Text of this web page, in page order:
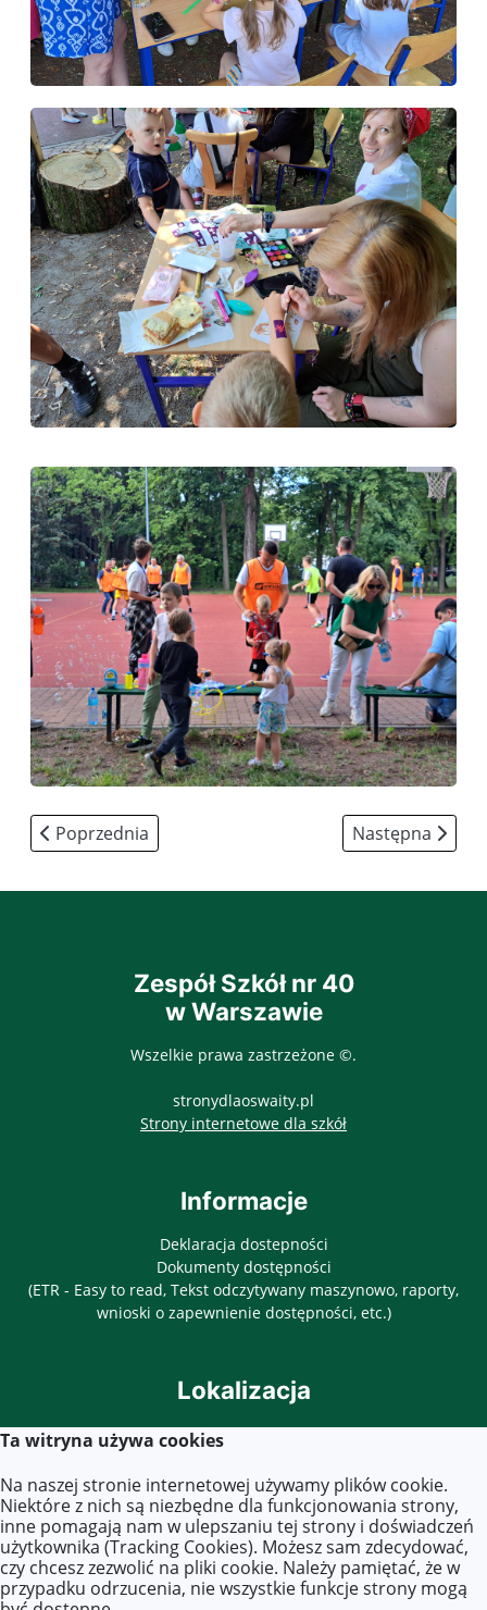
Poprzednia strona: Grecja 2024 projekt FERS
Poprzednia Następna
Następna
Zespół Szkół nr 40
w Warszawie
Wszelkie prawa zastrzeżone ©.
stronydlaoswaity.pl
Strony internetowe dla szkółotwiera się w
Informacje
Deklaracja dostepności
Dokumenty dostępności
(ETR - Easy to read, Tekst odczytywany maszynowo, raporty,
wnioski o zapewnienie dostępności, etc.)
Lokalizacja
ul. Objazdowa 3
Kontakt
Tel. 22 619 45 40
E-mail: zs40@eduwarszawa.pl
Ta witryna używa cookies
Na naszej stronie internetowej używamy plików cookie.
Niektóre z nich są niezbędne dla funkcjonowania strony,
inne pomagają nam w ulepszaniu tej strony i doświadczeń
użytkownika (Tracking Cookies). Możesz sam zdecydować,
czy chcesz zezwolić na pliki cookie. Należy pamiętać, że w
przypadku odrzucenia, nie wszystkie funkcje strony mogą